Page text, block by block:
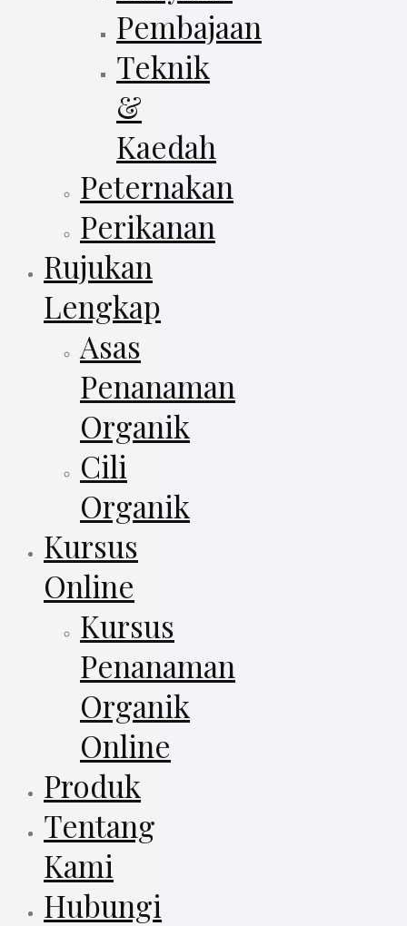
Pembajaan
Teknik
&
Kaedah
Peternakan
Perikanan
Rujukan
Lengkap
Asas
Penanaman
Organik
Cili
Organik
Kursus
Online
Kursus
Penanaman
Organik
Online
Produk
Tentang
Kami
Hubungi